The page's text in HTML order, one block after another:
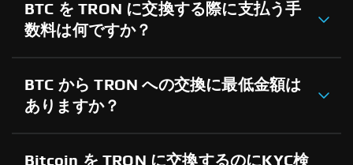
BTC を TRON に交換する際に支払う手
数料は何ですか？
BTC から TRON への交換に最低金額は
ありますか？
Bitcoin を TRON に交換するのにKYC検